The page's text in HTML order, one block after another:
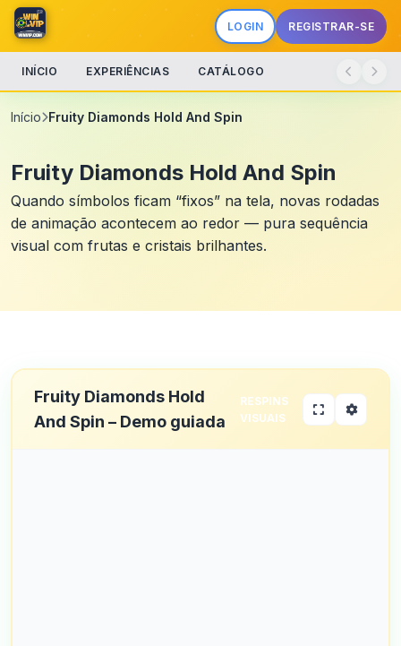
LOGIN REGISTRAR-SE
INÍCIO EXPERIÊNCIAS CATÁLOGO
Início Fruity Diamonds Hold And Spin
Fruity Diamonds Hold And Spin
Quando símbolos ficam “fixos” na tela, novas rodadas
de animação acontecem ao redor — pura sequência
visual com frutas e cristais brilhantes.
Fruity Diamonds Hold
And Spin – Demo guiada
RESPINS
VISUAIS